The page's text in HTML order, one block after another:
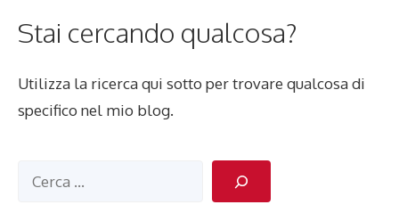
Stai cercando qualcosa?
Utilizza la ricerca qui sotto per trovare qualcosa di
specifico nel mio blog.
Cerca